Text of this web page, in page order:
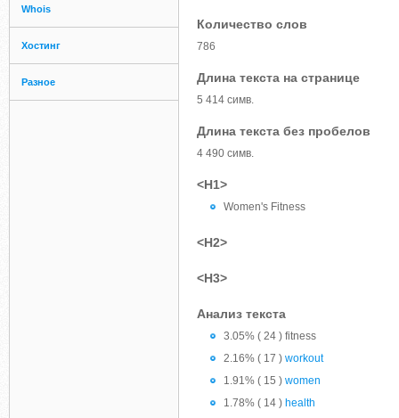
Whois
Хостинг
Разное
Количество слов
786
Длина текста на странице
5 414 симв.
Длина текста без пробелов
4 490 симв.
<H1>
Women's Fitness
<H2>
<H3>
Анализ текста
3.05% ( 24 ) fitness
2.16% ( 17 ) workout
1.91% ( 15 ) women
1.78% ( 14 ) health